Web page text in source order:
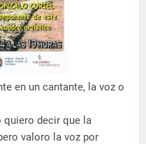
en un cantante, la voz o
quiero decir que la
valoro la voz por